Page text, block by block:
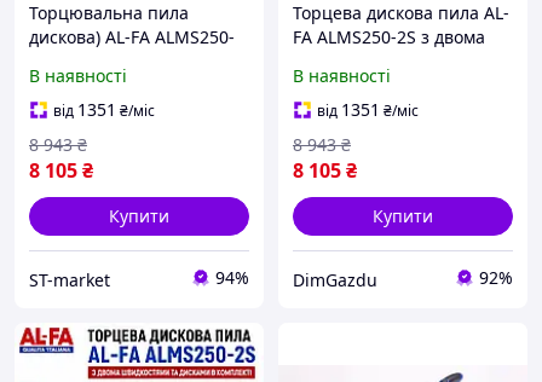
Торцювальна пила
дискова) AL-FA ALMS250-
диски у комплекті)
В наявності
від 1351 ₴/міс
8 105₴
8 943 ₴
Купити
ST-market 94%
Торцева дискова пила AL-
FA ALMS250-2S з двома
в комплекті
В наявності
від 1351 ₴/міс
8 105₴
8 943 ₴
Купити
DimGazdu 92%